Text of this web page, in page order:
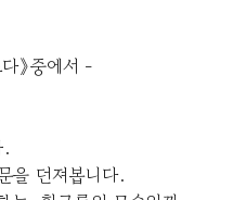
》중에서 -
.
을 던져봅니다.